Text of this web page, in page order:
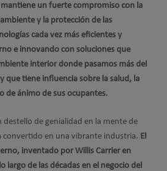
mantiene un fuerte compromiso con la
y la protección de las
cada vez más eficientes y
e innovando con soluciones que
interior donde pasamos más del
que tiene influencia sobre la salud, la
de ánimo de sus ocupantes.
destello de genialidad en la mente de
convertido en una vibrante industria. El
inventado por Willis Carrier en
largo de las décadas en el negocio del